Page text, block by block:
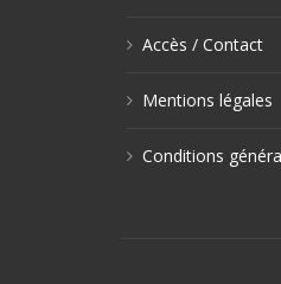
Accès / Contact
Mentions légales
Conditions